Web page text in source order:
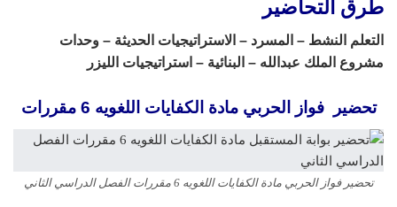
طرق التحاضير
التعلم النشط – المسرد – الاستراتيجيات الحديثة – وحدات
مشروع الملك عبدالله – البنائية – استراتيجيات الليزر
تحضير فواز الحربي مادة الكفايات اللغويه 6 مقررات
تحضير فواز الحربي مادة الكفايات اللغويه 6 مقررات الفصل الدراسي الثاني